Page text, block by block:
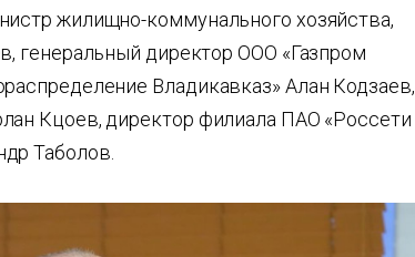
жилищно-коммунального хозяйства,
генеральный директор ООО «Газпром
Владикавказ» Алан Кодзаев,
Кцоев, директор филиала ПАО «Россети
Таболов.